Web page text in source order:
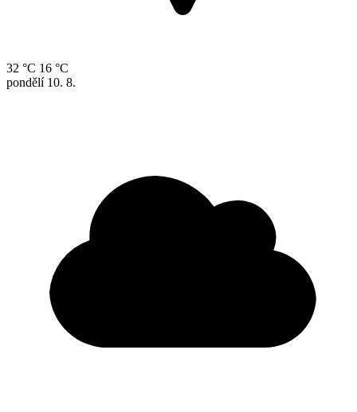
32 °C 16 °C
pondělí 10. 8.